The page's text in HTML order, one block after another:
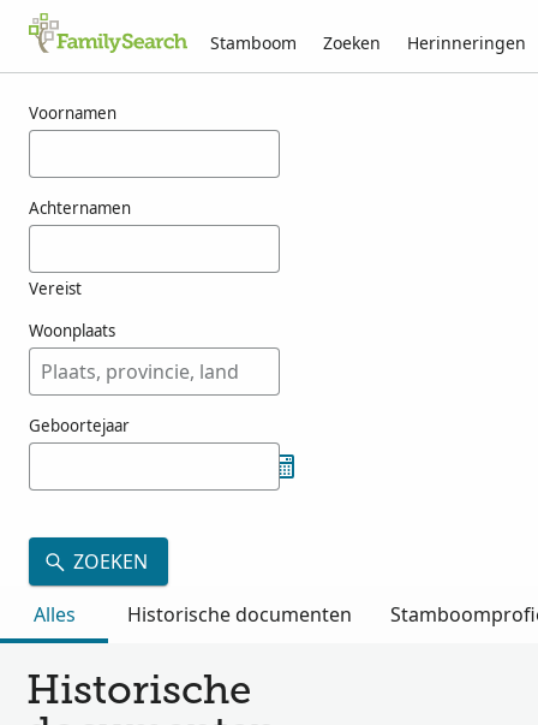
Stamboom Zoeken Herinneringen
Voornamen
Achternamen
Vereist
Woonplaats
Geboortejaar
ZOEKEN
Alles
Historische documenten
Historische